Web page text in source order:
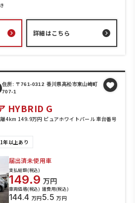
詳細はこちら
住所: 〒761-0312 香川県高松市東山崎町
707-1
HYBRID G
4km 149.9万円 ピュアホワイトパール 車台番号
年以上あり
届出済未使用車
支払総額(税込)
149.9 万円
車両価格(税込)
144.4 万円
諸費用(税込)
5.5 万円